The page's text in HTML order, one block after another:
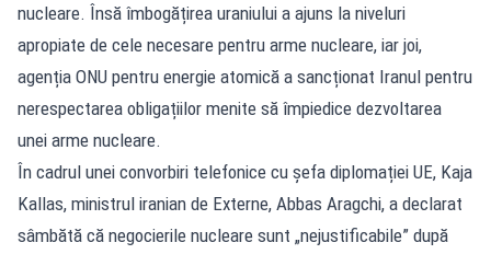
nucleare. Însă îmbogățirea uraniului a ajuns la niveluri
apropiate de cele necesare pentru arme nucleare, iar joi,
agenția ONU pentru energie atomică a sancționat Iranul pentru
nerespectarea obligațiilor menite să împiedice dezvoltarea
unei arme nucleare.
În cadrul unei convorbiri telefonice cu șefa diplomației UE, Kaja
Kallas, ministrul iranian de Externe, Abbas Aragchi, a declarat
sâmbătă că negocierile nucleare sunt „nejustificabile” după